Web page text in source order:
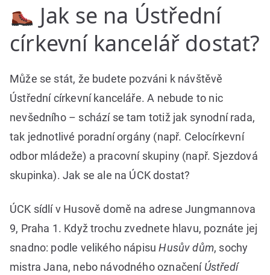
Jak se na Ústřední
církevní kancelář dostat?
Může se stát, že budete pozváni k návštěvě
Ústřední církevní kanceláře. A nebude to nic
nevšedního – schází se tam totiž jak synodní rada,
tak jednotlivé poradní orgány (např. Celocírkevní
odbor mládeže) a pracovní skupiny (např. Sjezdová
skupinka). Jak se ale na ÚCK dostat?
ÚCK sídlí v Husově domě na adrese Jungmannova
9, Praha 1. Když trochu zvednete hlavu, poznáte jej
snadno: podle velikého nápisuHusův dům, sochy
mistra Jana, nebo návodného označení Ústředí